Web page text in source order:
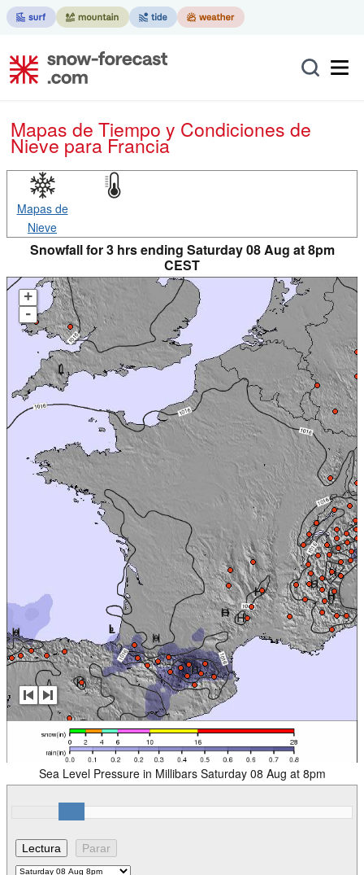
Mapas de Tiempo y Condiciones de
Nievepara Francia
Mapas de
Nieve
Snowfall for 3 hrs ending Saturday 08 Aug at 8pm
CEST
+
-
Sea Level Pressure in Millibars Saturday 08 Aug at 8pm